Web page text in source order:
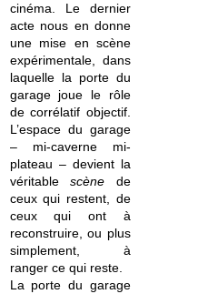
cinéma. Le dernier
acte nous en donne
une mise en scène
expérimentale, dans
laquelle la porte du
garage joue le rôle
de corrélatif objectif.
L’espace du garage
– mi-caverne mi-
plateau – devient la
véritablescène de
ceux qui restent, de
ceux qui ont à
reconstruire, ou plus
simplement, à
ranger ce qui reste.
La porte du garage